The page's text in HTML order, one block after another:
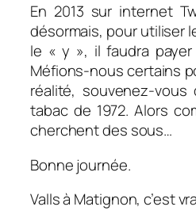
En 2013 sur internet
désormais, pour utiliser
le « y », il faudra
Méfions-nous certains
réalité, souvenez-vous
tabac de 1972. Alors
cherchent des sous…
Bonne journée.
Valls à Matignon, c’est